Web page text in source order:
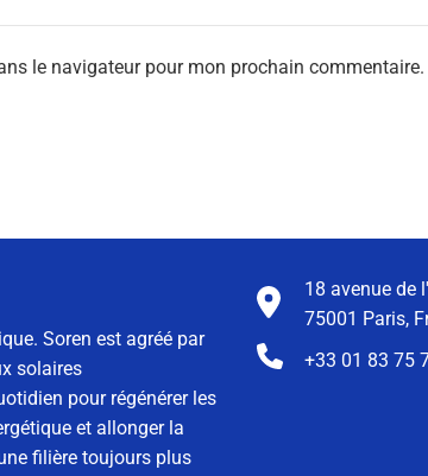
le navigateur pour mon prochain commentaire.
Soren est agréé par
solaires
pour régénérer les
et allonger la
filière toujours plus
18 avenue de
75001 Paris,
+33 01 83 75